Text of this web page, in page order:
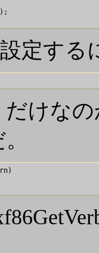
定する
けな